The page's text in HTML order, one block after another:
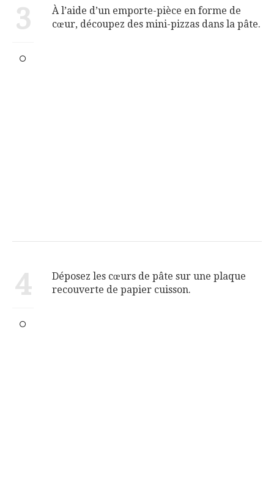
3
À l’aide d’un emporte-pièce en forme de
cœur, découpez des mini-pizzas dans la pâte.
4
Déposez les cœurs de pâte sur une plaque
recouverte de papier cuisson.